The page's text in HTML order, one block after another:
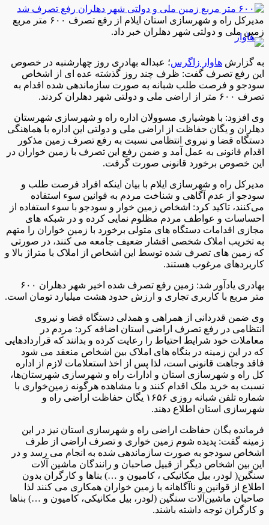
مدیرکل راه و شهرسازی استان ایلام از رفع تصرف ۶۰۰ متر مربع
زمین ملی و دولتی شهر دهلران خبر داد.
به گزارش هاوار زاگرس؛ عبداله بهادری روز چهارشنبه در خصوص
این رفع تصرف گفت:‌ ظرف چند روز گذشته عده ای از اشخاص
سودجو و فرصت طلب شبانه به صورت سازماندهی شده اقدام به
تصرف ۶۰۰ متر از اراضی ملی و دولتی شهر دهلران کردند.
وی افزود: با هوشیاری مسوولان اداره راه و شهرسازی شهرستان
دهلران و یگان حفاظت از اراضی ملی و دولتی این اداره با هماهنگی
دستگاه قضا و نیروی انتظامی نسبت به رفع تصرف زمین مذکور
اقدام قانونی به عمل آمد و ضمن رفع این تصرف با زمین خواران در
این خصوص برخورد قانونی صورت گرفت.
مدیرکل راه و شهرسازی ایلام با بیان اینکه افراد فرصت طلب و
سودجو از عدم آگاهی و شناخت مردم به قوانین سوء استفاده
می‌کنند، تاکید کرد: اشخاص زمین خوار و سودجو با سوء استفاده از
احساسات و عواطف مردم مظلوم نمایی کرده و در شبکه های
مجازی اقدامات دستگاه های متولی برخورد با زمین خواران را متهم
به تخریب املاک شخصی اقشار ضعیف جامعه می کنند، در صورتی
که زمین های تصرف شده توسط این اشخاص از املاک با متراژ بالا و
کاربردهای مرغوب هستند.
بهادری یادآور شد: زمین رفع تصرف شده اخیر شهر دهلران ۶۰۰
متر مربع با کاربری تجاری و ارزش حدود هشت میلیارد تومان است.
وی ضمن قدردانی از همراهی و همدلی دستگاه قضا و نیروی
انتظامی در رفع تصرف اراضی استان اضافه کرد: مردم در
معاملات خود شرایط احتیاط را رعایت کرده و بدانند که قراردادهایی
که در این زمینه در بنگاه های املاک بین اشخاص منعقد می شود
فاقد وجاهت قانونی است، لذا پس از اخذ استعلامات لازم از اداره
کل راه و شهرسازی استان و ادارات راه و شهرسازی شهرستان‌ها،
نسبت به خرید ملک اقدام کنند و با مشاهده هرگونه زمین‌خواری با
شماره تلفن شبانه روزی ۱۶۵۶ یگان حفاظت اراضی راه و
شهرسازی استان اطلاع دهند.
فرمانده یگان حفاظت اراضی راه و شهرسازی استان نیز در این
زمینه گفت: پدیده شوم زمین خواری و تصرف اراضی از طرف
اشخاص سودجو به صورت سازماندهی شده به انجام می رسد و در
این بین اشخاص دیگر از قبیل صاحبان و رانندگان ماشین آلات
سنگین( لودر، بیل مکانیکی ، کامیون و …) بناها و کارگران بدون
اطلاع از قوانین و ناآگاهانه با زمین خواران همکاری می کنند لذا
صاحبان ماشین‌آلات سنگین (لودر، بیل مکانیکی، کامیون و …) بناها
و کارگران توجه داشته باشند.